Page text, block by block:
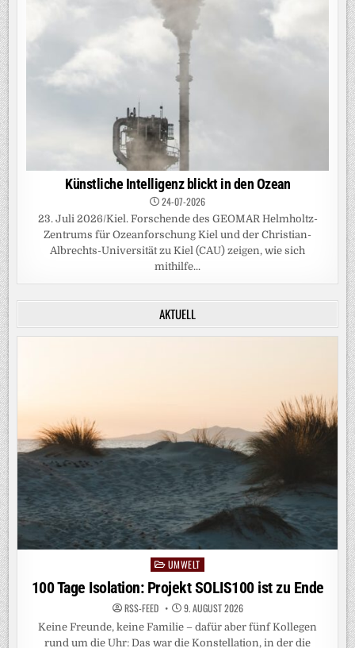
Künstliche Intelligenz blickt in den Ozean
24-07-2026
23. Juli 2026/Kiel. Forschende des GEOMAR Helmholtz-
Zentrums für Ozeanforschung Kiel und der Christian-
Albrechts-Universität zu Kiel (CAU) zeigen, wie sich
mithilfe...
AKTUELL
Posted
in
UMWELT
100 Tage Isolation: Projekt SOLIS100 ist zu Ende
RSS-FEED 9. AUGUST 2026
Keine Freunde, keine Familie – dafür aber fünf Kollegen
rund um die Uhr: Das war die Konstellation, in der die